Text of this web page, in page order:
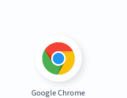
Google Chrome